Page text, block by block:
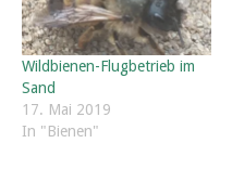
Wildbienen-Flugbetrieb im
Sand
17. Mai 2019
In "Bienen"